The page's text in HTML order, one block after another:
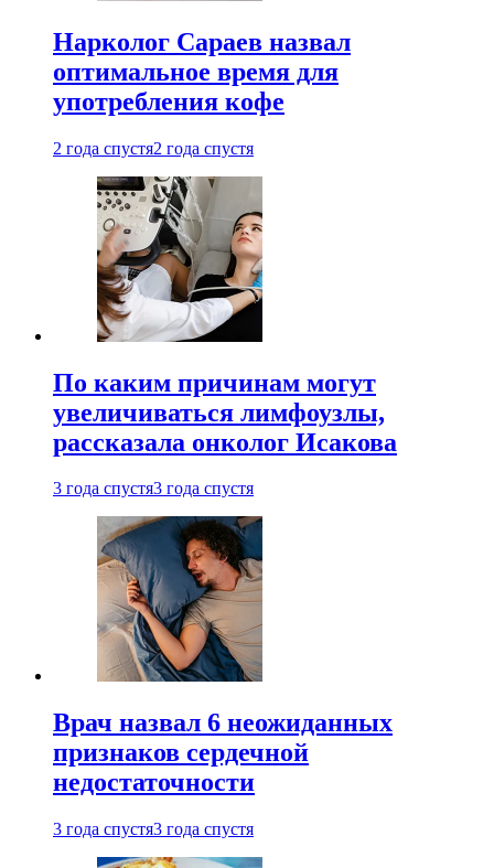
Нарколог Сараев назвал
оптимальное время для
употребления кофе
2 года спустя2 года спустя
По каким причинам могут
увеличиваться лимфоузлы,
рассказала онколог Исакова
3 года спустя3 года спустя
Врач назвал 6 неожиданных
признаков сердечной
недостаточности
3 года спустя3 года спустя